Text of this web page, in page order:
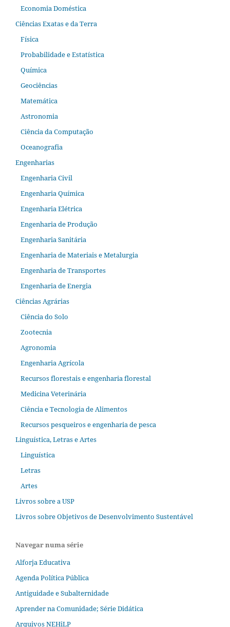
Economia Doméstica
Ciências Exatas e da Terra
Física
Probabilidade e Estatística
Química
Geociências
Matemática
Astronomia
Ciência da Computação
Oceanografia
Engenharias
Engenharia Civil
Engenharia Química
Engenharia Elétrica
Engenharia de Produção
Engenharia Sanitária
Engenharia de Materiais e Metalurgia
Engenharia de Transportes
Engenharia de Energia
Ciências Agrárias
Ciência do Solo
Zootecnia
Agronomia
Engenharia Agrícola
Recursos florestais e engenharia florestal
Medicina Veterinária
Ciência e Tecnologia de Alimentos
Recursos pesqueiros e engenharia de pesca
Linguística, Letras e Artes
Linguística
Letras
Artes
Livros sobre a USP
Livros sobre Objetivos de Desenvolvimento Sustentável
Navegar numa série
Alforja Educativa
Agenda Política Pública
Antiguidade e Subalternidade
Aprender na Comunidade; Série Didática
Arquivos NEHiLP